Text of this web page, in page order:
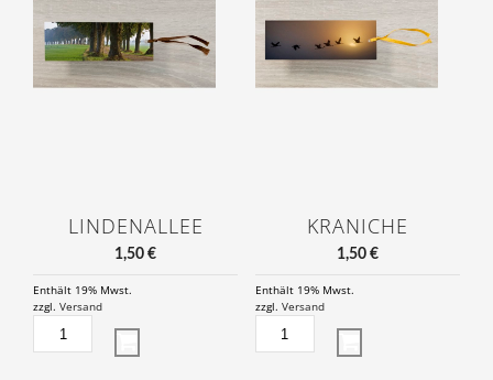
LINDENALLEE
1,50€
Enthält 19% Mwst.
zzgl. Versand
LINDENALLEE
MENGE
KRANICHE
1,50 €
Enthält 19% Mwst.
zzgl. Versand
KRANICHE
MENGE